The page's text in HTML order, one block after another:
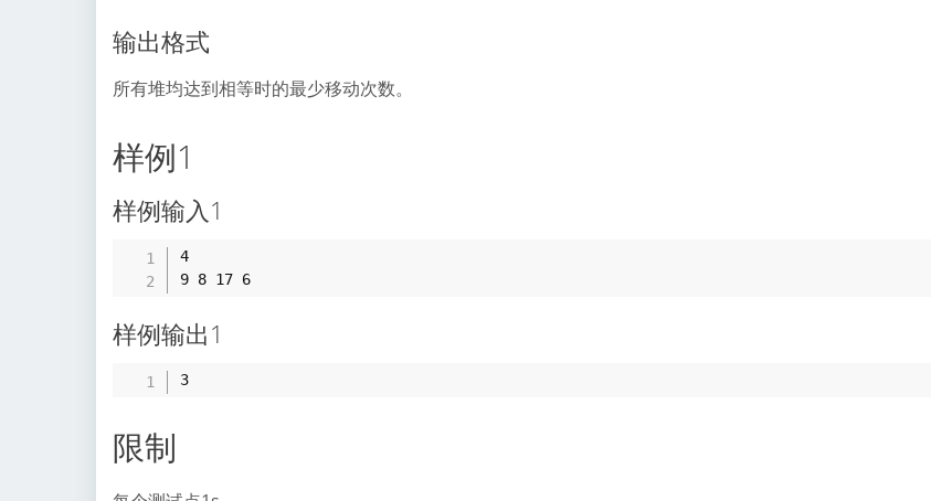
输出格式
所有堆均达到相等时的最少移动次数。
样例1
样例输入1
4
9 8 17 6
样例输出1
3
限制